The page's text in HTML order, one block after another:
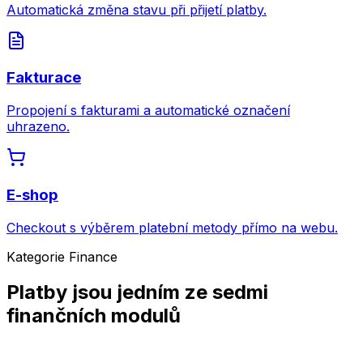
Automatická změna stavu při přijetí platby.
Fakturace
Propojení s fakturami a automatické označení
uhrazeno.
E-shop
Checkout s výběrem platební metody přímo na webu.
Kategorie Finance
Platby jsou jedním ze sedmi
finančních modulů